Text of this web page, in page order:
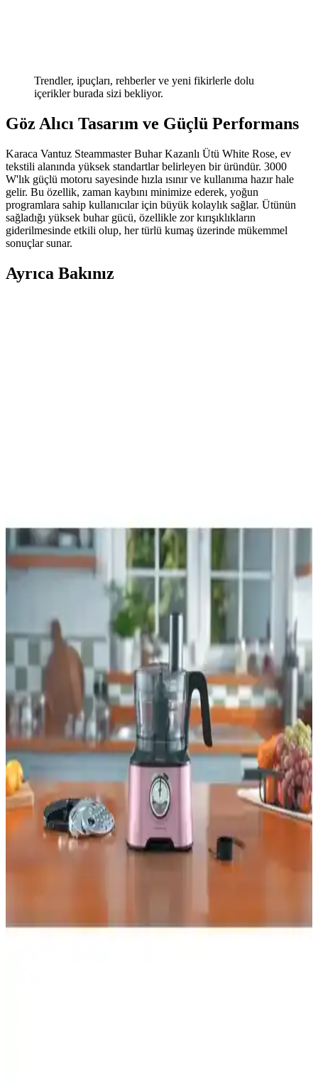
Trendler, ipuçları, rehberler ve yeni fikirlerle dolu
içerikler burada sizi bekliyor.
Göz Alıcı Tasarım ve Güçlü Performans
Karaca Vantuz Steammaster Buhar Kazanlı Ütü White Rose, ev
tekstili alanında yüksek standartlar belirleyen bir üründür. 3000
W'lık güçlü motoru sayesinde hızla ısınır ve kullanıma hazır hale
gelir. Bu özellik, zaman kaybını minimize ederek, yoğun
programlara sahip kullanıcılar için büyük kolaylık sağlar. Ütünün
sağladığı yüksek buhar gücü, özellikle zor kırışıklıkların
giderilmesinde etkili olup, her türlü kumaş üzerinde mükemmel
sonuçlar sunar.
Ayrıca Bakınız
Karaca Blendfit Go ile Multiblend 1000W
karşılaştırması güç kapasite ve tasarım farkları
Bu karşılaştırma, Karaca Blendfit Go Antrasit ile Karaca Multiblend
Gri 1000W modellerinin güç, hazne kapasitesi, hız kadroları, pulse
ve buz kırma gibi temel özelliklerini veri odaklı biçimde karşılaştırır
Karaca Hatır Hüp Düet Aroma ve Korkmaz
Kahvekolik Otomatik Kahve Makineleri
Karşılaştırması
İki kahve makinesi detaylı karşılaştırmasıyla tasarım, kullanım,
kahve kalitesi ve fonksiyonlar analiz edilerek, kullanıcıların tercihine
rehberlik ediyor.
Karaca Blendfit Go Personal ve Multiblend
Smoothie Blender Krem Karşılaştırması
Karaca Blendfit Go ve Multiblend Krem blenderlarının güç,
kapasite ve fonksiyonlarını karşılaştırıyoruz. Performans,
dayanıklılık ve kullanıcı deneyimleriyle ilgili detaylar içerir.
Karaca Tea Glass 2 In 1 Çay Makinesi ve Kettle
Cosmic Lilac – Cam Demlik ve Paslanmaz Gövde
Arzum AR3077 ve Karaca Çaysever 3 In 1 Çay